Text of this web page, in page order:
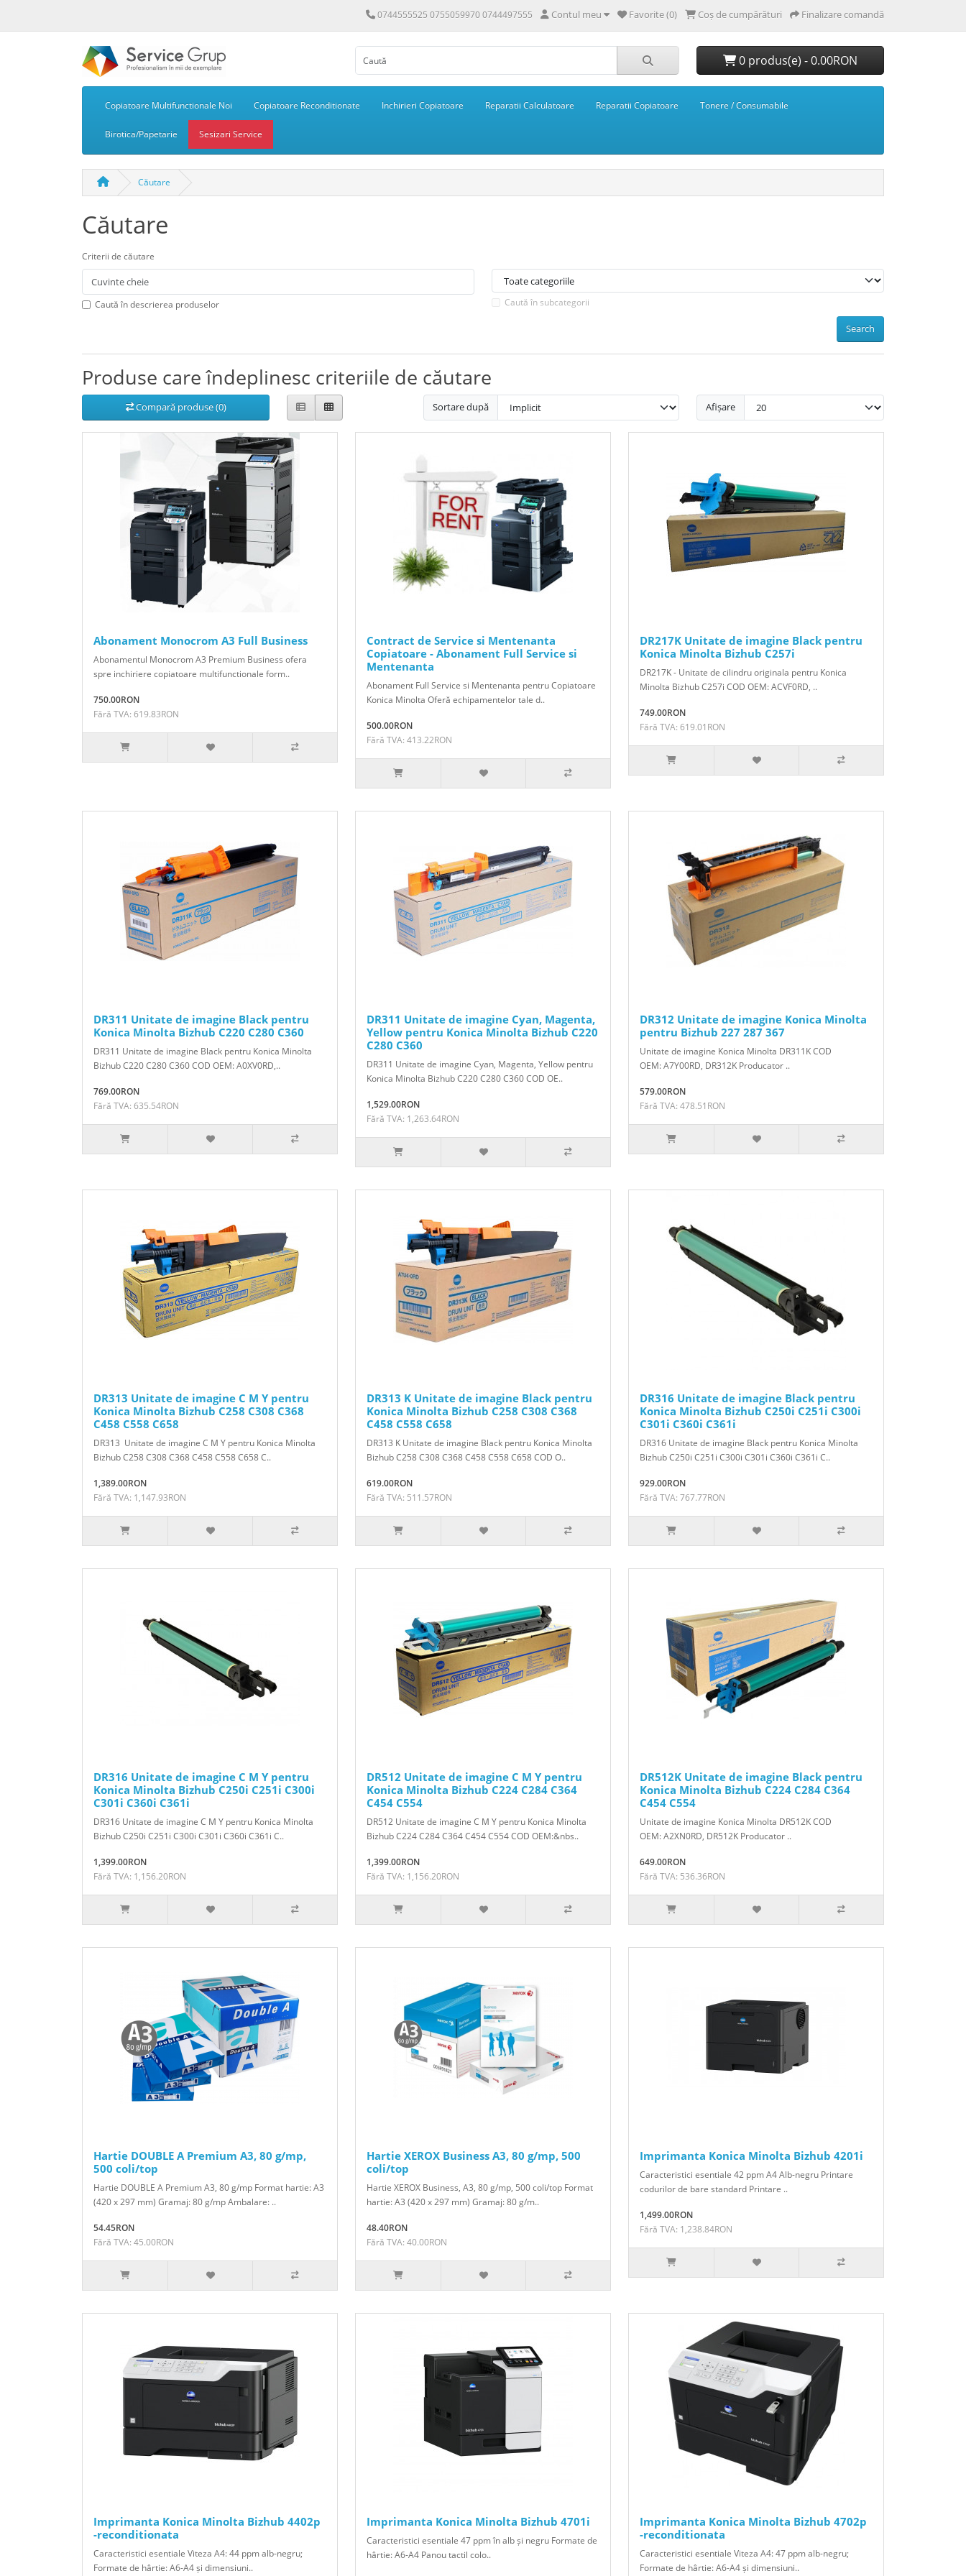
0744555525 0755059970 0744497555 Contul meu Favorite (0) Coș de cumpărături Finalizare comandă
0 produs(e) - 0.00RON
Copiatoare Multifunctionale Noi Copiatoare Reconditionate Inchirieri Copiatoare Reparatii Calculatoare Reparatii Copiatoare Tonere / Consumabile
Birotica/Papetarie Sesizari Service
Căutare
Căutare
Criterii de căutare
Caută în descrierea produselor Caută în subcategorii
Search
Produse care îndeplinesc criteriile de căutare
Compară produse (0) Sortare după Afișare
Abonament Monocrom A3 Full Business
Abonamentul Monocrom A3 Premium Business ofera
spre inchiriere copiatoare multifunctionale form..
750.00RON
Fără TVA: 619.83RON
Contract de Service si Mentenanta
Copiatoare - Abonament Full Service si
Mentenanta
Abonament Full Service si Mentenanta pentru Copiatoare
Konica Minolta Oferă echipamentelor tale d..
500.00RON
Fără TVA: 413.22RON
DR217K Unitate de imagine Black pentru
Konica Minolta Bizhub C257i
DR217K - Unitate de cilindru originala pentru Konica
Minolta Bizhub C257i COD OEM: ACVF0RD, ..
749.00RON
Fără TVA: 619.01RON
DR311 Unitate de imagine Black pentru
Konica Minolta Bizhub C220 C280 C360
DR311 Unitate de imagine Black pentru Konica Minolta
Bizhub C220 C280 C360 COD OEM: A0XV0RD,..
769.00RON
Fără TVA: 635.54RON
DR311 Unitate de imagine Cyan, Magenta,
Yellow pentru Konica Minolta Bizhub C220
C280 C360
DR311 Unitate de imagine Cyan, Magenta, Yellow pentru
Konica Minolta Bizhub C220 C280 C360 COD OE..
1,529.00RON
Fără TVA: 1,263.64RON
DR312 Unitate de imagine Konica Minolta
pentru Bizhub 227 287 367
Unitate de imagine Konica Minolta DR311K COD
OEM: A7Y00RD, DR312K Producator ..
579.00RON
Fără TVA: 478.51RON
DR313 Unitate de imagine C M Y pentru
Konica Minolta Bizhub C258 C308 C368
C458 C558 C658
DR313 Unitate de imagine C M Y pentru Konica Minolta
Bizhub C258 C308 C368 C458 C558 C658 C..
1,389.00RON
Fără TVA: 1,147.93RON
DR313 K Unitate de imagine Black pentru
Konica Minolta Bizhub C258 C308 C368
C458 C558 C658
DR313 K Unitate de imagine Black pentru Konica Minolta
Bizhub C258 C308 C368 C458 C558 C658 COD O..
619.00RON
Fără TVA: 511.57RON
DR316 Unitate de imagine Black pentru
Konica Minolta Bizhub C250i C251i C300i
C301i C360i C361i
DR316 Unitate de imagine Black pentru Konica Minolta
Bizhub C250i C251i C300i C301i C360i C361i C..
929.00RON
Fără TVA: 767.77RON
DR316 Unitate de imagine C M Y pentru
Konica Minolta Bizhub C250i C251i C300i
C301i C360i C361i
DR316 Unitate de imagine C M Y pentru Konica Minolta
Bizhub C250i C251i C300i C301i C360i C361i C..
1,399.00RON
Fără TVA: 1,156.20RON
DR512 Unitate de imagine C M Y pentru
Konica Minolta Bizhub C224 C284 C364
C454 C554
DR512 Unitate de imagine C M Y pentru Konica Minolta
Bizhub C224 C284 C364 C454 C554 COD OEM:&nbs..
1,399.00RON
Fără TVA: 1,156.20RON
DR512K Unitate de imagine Black pentru
Konica Minolta Bizhub C224 C284 C364
C454 C554
Unitate de imagine Konica Minolta DR512K COD
OEM: A2XN0RD, DR512K Producator ..
649.00RON
Fără TVA: 536.36RON
Hartie DOUBLE A Premium A3, 80 g/mp,
500 coli/top
Hartie DOUBLE A Premium A3, 80 g/mp Format hartie: A3
(420 x 297 mm) Gramaj: 80 g/mp Ambalare: ..
54.45RON
Fără TVA: 45.00RON
Hartie XEROX Business A3, 80 g/mp, 500
coli/top
Hartie XEROX Business, A3, 80 g/mp, 500 coli/top Format
hartie: A3 (420 x 297 mm) Gramaj: 80 g/m..
48.40RON
Fără TVA: 40.00RON
Imprimanta Konica Minolta Bizhub 4201i
Caracteristici esentiale 42 ppm A4 Alb-negru Printare
codurilor de bare standard Printare ..
1,499.00RON
Fără TVA: 1,238.84RON
Imprimanta Konica Minolta Bizhub 4402p
-reconditionata
Caracteristici esentiale Viteza A4: 44 ppm alb-negru;
Formate de hârtie: A6-A4 și dimensiuni..
Imprimanta Konica Minolta Bizhub 4701i
Caracteristici esentiale 47 ppm în alb și negru Formate de
hârtie: A6-A4 Panou tactil colo..
Imprimanta Konica Minolta Bizhub 4702p
-reconditionata
Caracteristici esentiale Viteza A4: 47 ppm alb-negru;
Formate de hârtie: A6-A4 și dimensiuni..